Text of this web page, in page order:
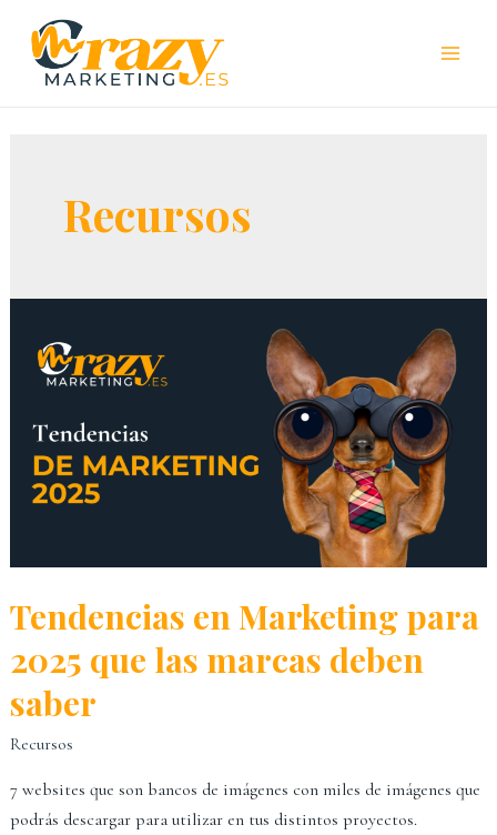
Recursos
Tendencias en Marketing para
2025 que las marcas deben
saber
Recursos
7 websites que son bancos de imágenes con miles de imágenes que
podrás descargar para utilizar en tus distintos proyectos.